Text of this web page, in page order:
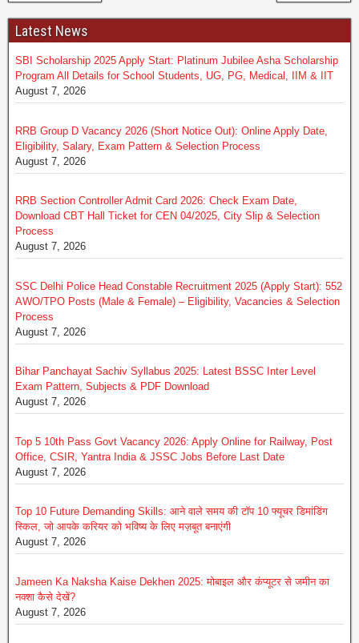
Latest News
SBI Scholarship 2025 Apply Start: Platinum Jubilee Asha Scholarship
Program All Details for School Students, UG, PG, Medical, IIM & IIT
August 7, 2026
RRB Group D Vacancy 2026 (Short Notice Out): Online Apply Date,
Eligibility, Salary, Exam Pattern & Selection Process
August 7, 2026
RRB Section Controller Admit Card 2026: Check Exam Date,
Download CBT Hall Ticket for CEN 04/2025, City Slip & Selection
Process
August 7, 2026
SSC Delhi Police Head Constable Recruitment 2025 (Apply Start): 552
AWO/TPO Posts (Male & Female) – Eligibility, Vacancies & Selection
Process
August 7, 2026
Bihar Panchayat Sachiv Syllabus 2025: Latest BSSC Inter Level
Exam Pattern, Subjects & PDF Download
August 7, 2026
Top 5 10th Pass Govt Vacancy 2026: Apply Online for Railway, Post
Office, CSIR, Yantra India & JSSC Jobs Before Last Date
August 7, 2026
Top 10 Future Demanding Skills: आने वाले समय की टॉप 10 फ्यूचर डिमांडिंग
स्किल, जो आपके करियर को भविष्य के लिए मज़बूत बनाएंगी
August 7, 2026
Jameen Ka Naksha Kaise Dekhen 2025: मोबाइल और कंप्यूटर से जमीन का
नक्शा कैसे देखें?
August 7, 2026